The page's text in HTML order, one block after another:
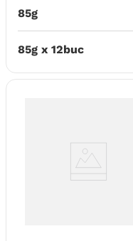
Monoproteic
Ambalaj
85g
85g x 12buc